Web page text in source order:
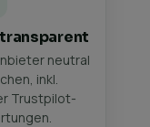
neutral
inkl.
Trustpilot-